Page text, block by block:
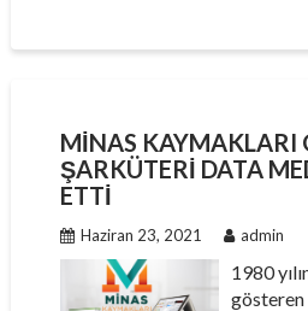
MINAS KAYMAKLARI
ŞARKÜTERI DATA
ETTI
Haziran 23, 2021 admin
1980
gösteren